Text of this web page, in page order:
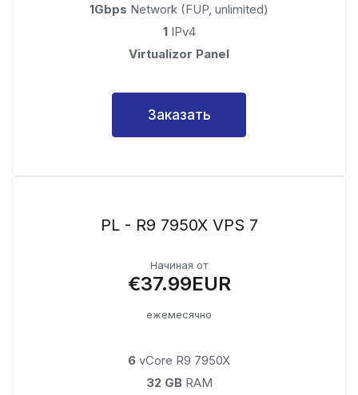
1Gbps Network (FUP, unlimited)
1IPv4
Virtualizor Panel
Заказать
PL - R9 7950X VPS 7
Начиная от
€37.99EUR
ежемесячно
6 vCore R9 7950X
32 GB RAM